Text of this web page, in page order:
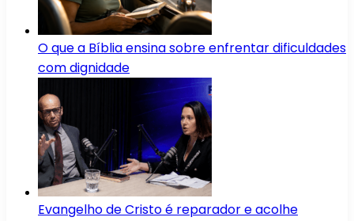
O que a Bíblia ensina sobre enfrentar dificuldades
com dignidade
Evangelho de Cristo é reparador e acolhe